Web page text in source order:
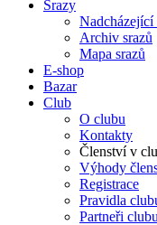
Srazy
Nadcházející
Archiv srazů
Mapa srazů
E-shop
Bazar
Club
O clubu
Kontakty
Členství v
Výhody
Registrace
Pravidla
Partneři clubu